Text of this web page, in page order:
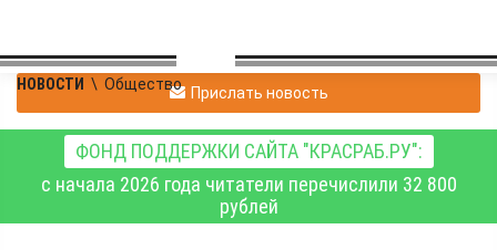
НОВОСТИ \ Общество Прислать новость
ФОНД ПОДДЕРЖКИ САЙТА "КРАСРАБ.РУ":
с начала 2026 года читатели перечислили 32 800
рублей